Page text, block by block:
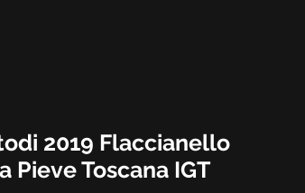
2019 Flaccianello
Pieve Toscana IGT